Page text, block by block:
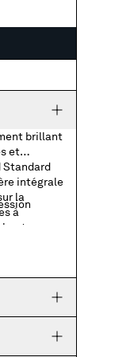
brillant
et
Standard
intégrale
la
à